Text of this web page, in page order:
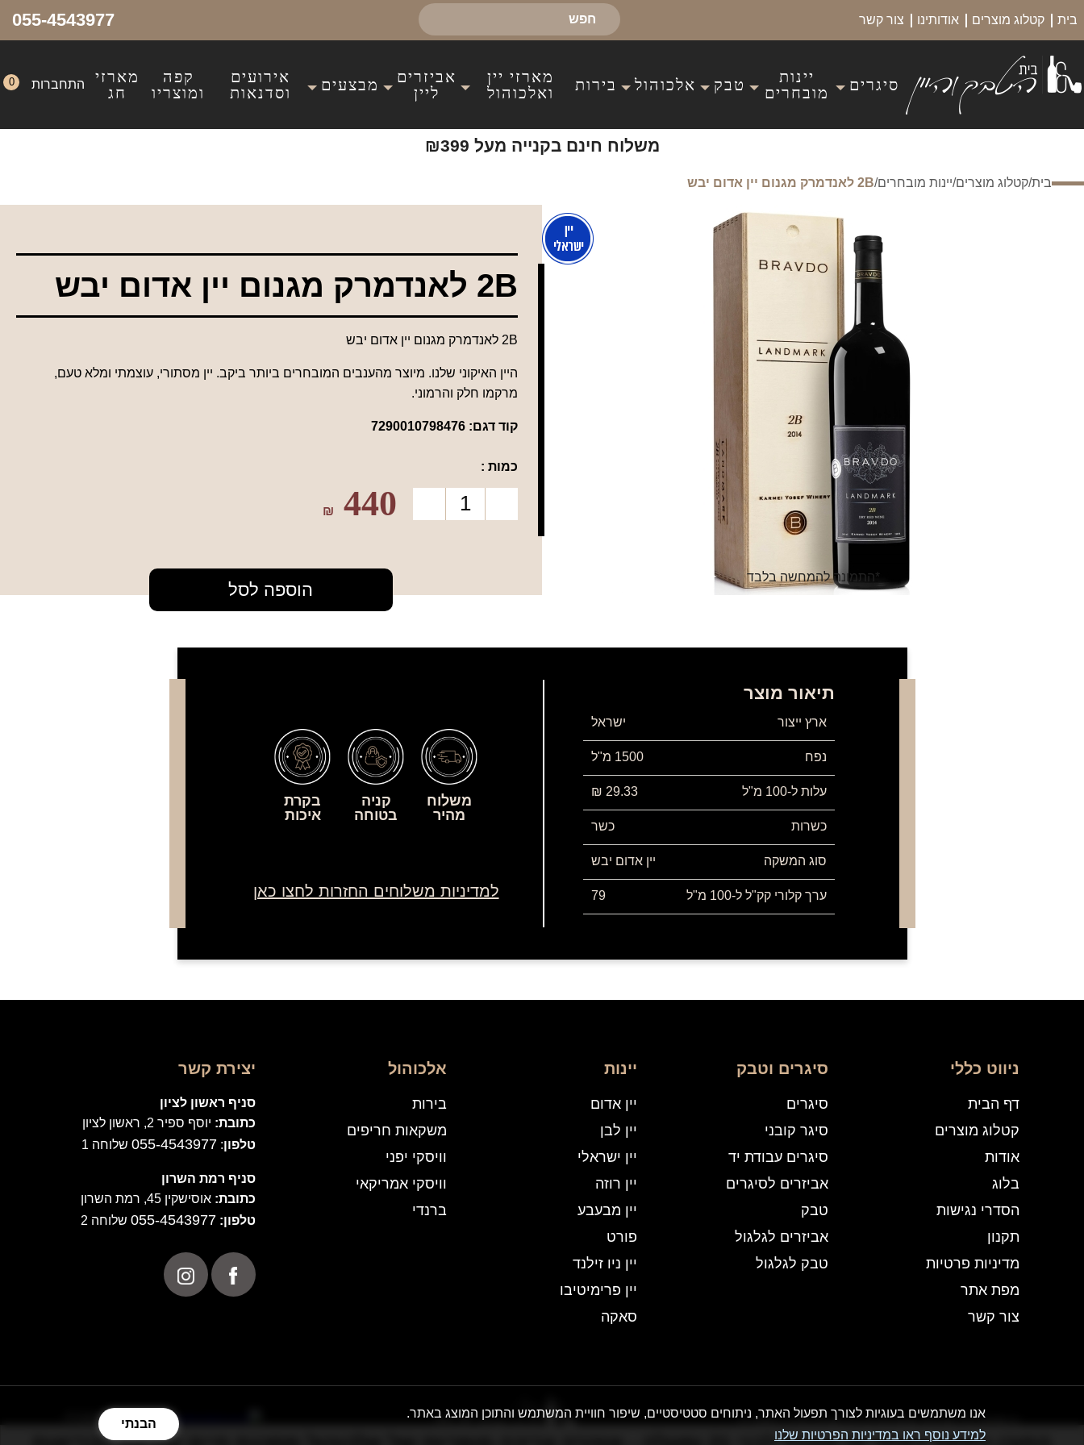
בית קטלוג מוצרים אודותינו צור קשר 055-4543977
סיגרים
יינות
מובחרים
טבק אלכוהול בירות
מארזי יין
ואלכוהול
אביזרים
ליין
מבצעים
אירועים
וסדנאות
קפה
ומוצריו
מארזי
חג
התחברות 0
משלוח חינם בקנייה מעל ₪399
בית/קטלוג מוצרים/יינות מובחרים/2B לאנדמרק מגנום יין אדום יבש
*התמונה להמחשה בלבד
2B לאנדמרק מגנום יין אדום יבש
2B לאנדמרק מגנום יין אדום יבש
היין האיקוני שלנו. מיוצר מהענבים המובחרים ביותר ביקב. יין מסתורי, עוצמתי ומלא טעם,
מרקמו חלק והרמוני.
קוד דגם: 7290010798476
כמות :
440
₪
הוספה לסל
תיאור מוצר
ארץ ייצור ישראל
נפח 1500 מ"ל
עלות ל-100 מ"ל 29.33 ₪
כשרות כשר
סוג המשקה יין אדום יבש
ערך קלורי קק"ל ל-100 מ"ל 79
משלוח
מהיר
קניה
בטוחה
בקרת
איכות
למדיניות משלוחים החזרות לחצו כאן
ניווט כללי
דף הבית
קטלוג מוצרים
אודות
בלוג
הסדרי נגישות
תקנון
מדיניות פרטיות
מפת אתר
צור קשר
סיגרים וטבק
סיגרים
סיגר קובני
סיגרים עבודת יד
אביזרים לסיגרים
טבק
אביזרים לגלגול
טבק לגלגול
יינות
יין אדום
יין לבן
יין ישראלי
יין רוזה
יין מבעבע
פורט
יין ניו זילנד
יין פרימיטיבו
סאקה
אלכוהול
בירות
משקאות חריפים
וויסקי יפני
וויסקי אמריקאי
ברנדי
יצירת קשר
סניף ראשון לציון
כתובת: יוסף ספיר 2, ראשון לציון
טלפון:
055-4543977 שלוחה 1
סניף רמת השרון
כתובת:אוסישקין 45, רמת השרון
טלפון:055-4543977 שלוחה 2
POWERED BY
אנו משתמשים בעוגיות לצורך תפעול האתר, ניתוחים סטטיסטיים, שיפור חוויית המשתמש והתוכן המוצג באתר.
למידע נוסף ראו במדיניות הפרטיות שלנו
הבנתי